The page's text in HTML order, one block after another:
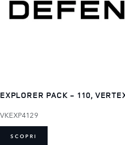
EXPLORER PACK - 110,
VKEXP4129
SCOPRI